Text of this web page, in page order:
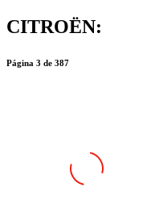
CITROËN:
Página 3 de 387